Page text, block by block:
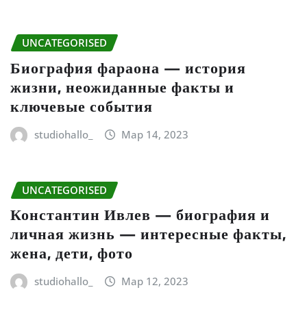
UNCATEGORISED
Биография фараона — история
жизни, неожиданные факты и
ключевые события
studiohallo_ Мар 14, 2023
UNCATEGORISED
Константин Ивлев — биография и
личная жизнь — интересные факты,
жена, дети, фото
studiohallo_ Мар 12, 2023